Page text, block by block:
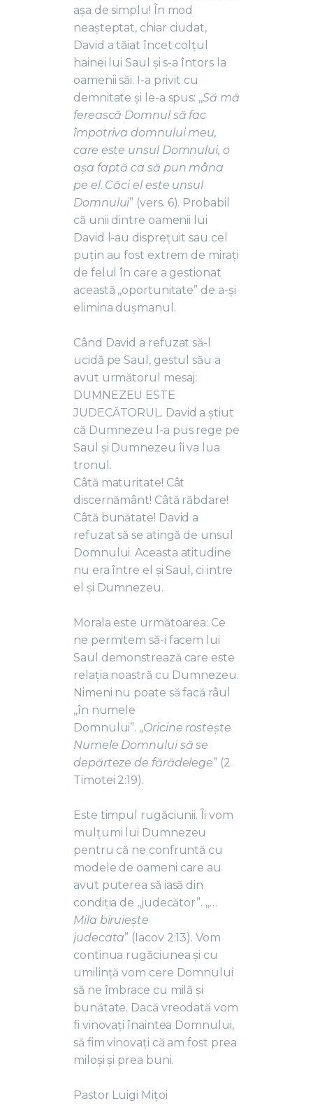
așa de simplu! În mod
neașteptat, chiar ciudat,
David a tăiat încet colțul
hainei lui Saul și s-a întors la
oamenii săi. I-a privit cu
demnitate și le-a spus: ,,Să mă
ferească Domnul să fac
împotriva domnului meu,
care este unsul Domnului, o
așa faptă ca să pun mâna
pe el. Căci el este unsul
Domnului” (vers. 6). Probabil
că unii dintre oamenii lui
David l-au disprețuit sau cel
puțin au fost extrem de mirați
de felul în care a gestionat
această ,,oportunitate” de a-și
elimina dușmanul.
Când David a refuzat să-l
ucidă pe Saul, gestul său a
avut următorul mesaj:
DUMNEZEU ESTE
JUDECĂTORUL. David a știut
că Dumnezeu l-a pus rege pe
Saul și Dumnezeu îi va lua
tronul.
Câtă maturitate! Cât
discernământ! Câtă răbdare!
Câtă bunătate! David a
refuzat să se atingă de unsul
Domnului. Aceasta atitudine
nu era între el și Saul, ci intre
el și Dumnezeu.
Morala este următoarea: Ce
ne permitem să-i facem lui
Saul demonstrează care este
relația noastră cu Dumnezeu.
Nimeni nu poate să facă râul
,,în numele
Domnului”. „Oricine rostește
Numele Domnului să se
depărteze de fărădelege” (2
Timotei 2:19).
Este timpul rugăciunii. Îi vom
mulțumi lui Dumnezeu
pentru că ne confruntă cu
modele de oameni care au
avut puterea să iasă din
condiția de ,,judecător”. ,,…
Mila biruiește
judecata” (Iacov 2:13). Vom
continua rugăciunea și cu
umilință vom cere Domnului
să ne îmbrace cu milă și
bunătate. Dacă vreodată vom
fi vinovați înaintea Domnului,
să fim vinovați că am fost prea
miloși și prea buni.
Pastor Luigi Mițoi